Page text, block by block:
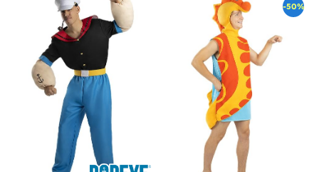
-50%